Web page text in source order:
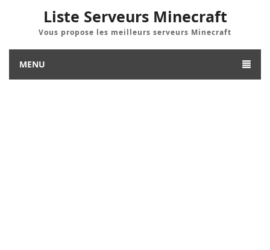
Liste Serveurs Minecraft
Vous propose les meilleurs serveurs Minecraft
MENU